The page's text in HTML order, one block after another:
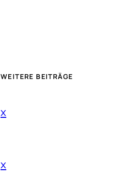
WEITERE BEITRÄGE
x
x